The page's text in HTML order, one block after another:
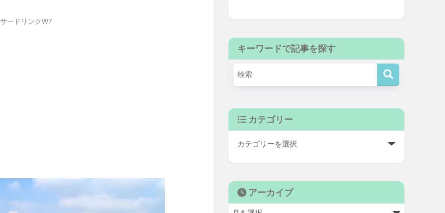
ードリンクW7
キーワードで記事を探す
カテゴリー
アーカイブ